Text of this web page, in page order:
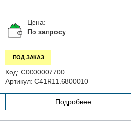
Цена:
По запросу
ПОД ЗАКАЗ
Код: С0000007700
Артикул: С41R11.6800010
Подробнее